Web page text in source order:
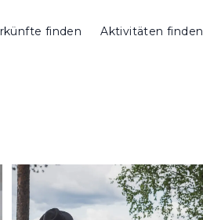
finden Aktivitäten finden